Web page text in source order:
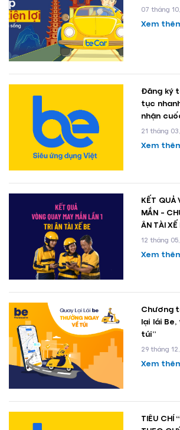
07 tháng
Xem
Đăng ký
tục
nhận
21 tháng
Xem
KẾT QUẢ
MẮN -
ÂN TÀI
12 tháng
Xem
Chương
lại lái
túi”
29 tháng
Xem
TIÊU CHÍ